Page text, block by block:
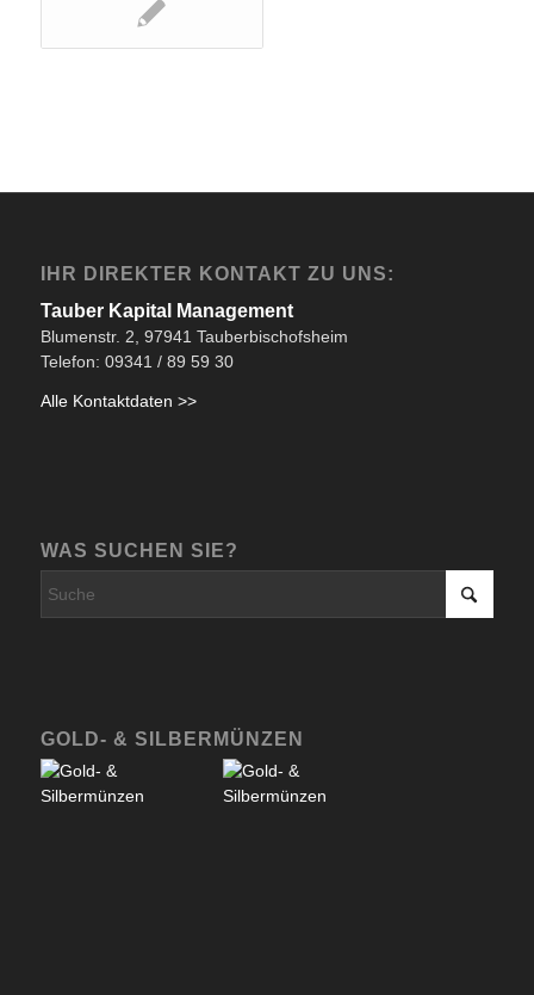
IHR DIREKTER KONTAKT ZU UNS:
Tauber Kapital Management
Blumenstr. 2, 97941 Tauberbischofsheim
Telefon: 09341 / 89 59 30
Alle Kontaktdaten >>
WAS SUCHEN SIE?
GOLD- & SILBERMÜNZEN